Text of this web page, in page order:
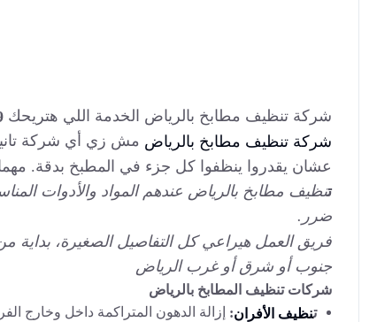
شركة تنظيف مطابخ بالرياض الخدمة اللي هتريحك
شركة تنظيف مطابخ بالرياض مش زي أي شركة
عشان يقدروا ينظفوا كل جزء في المطبخ بدقة.
تنظيف مطابخ بالرياض عندهم المواد والأدوات
ضرر.
فريق العمل هيراعي كل التفاصيل الصغيرة، بداية
جنوب أو شرق أو غرب الرياض
شركات تنظيف المطابخ بالرياض
تنظيف الأفران: إزالة الدهون المتراكمة داخل وخارج